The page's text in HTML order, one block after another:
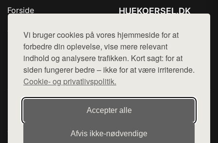
Vi bruger cookies på vores hjemmeside for at
forbedre din oplevelse, vise mere relevant
indhold og analysere trafikken. Kort sagt: for at
siden fungerer bedre – ikke for at være irriterende.
Cookie- og privatlivspolitik.
Accepter alle
Afvis ikke‑nødvendige
Forside
Top Rabatter
Kontakt
HUEKOERSEL.DK
Mail: hej@want.dk
Cookie- og privatlivspolitik
Denne side er en del af want.dk, der udgiver en række
hjemmesider med præsentation af forskellige produkter fra
diverse webshops. Der sælges ikke varer fra denne side - vi